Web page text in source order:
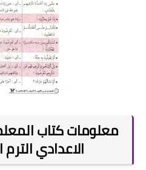
معلومات كتاب
الاعدادي الترم